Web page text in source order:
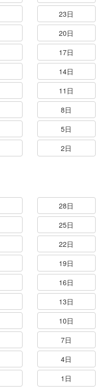
23日
20日
17日
14日
11日
8日
5日
2日
28日
25日
22日
19日
16日
13日
10日
7日
4日
1日